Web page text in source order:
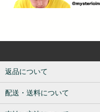
返品について
配送・送料について